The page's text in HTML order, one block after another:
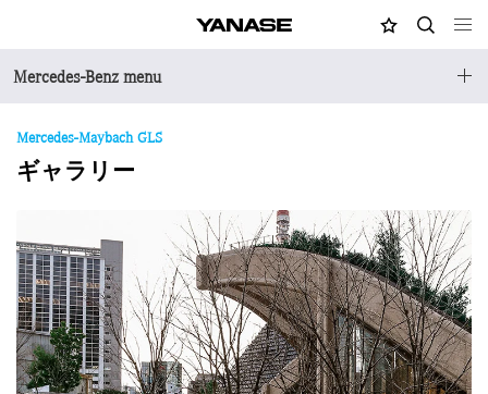
YANASE MY店舗検索
Mercedes-Benz menu
Mercedes-Maybach GLS
ギャラリー